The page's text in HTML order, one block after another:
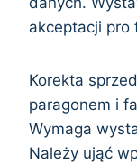
akceptacji pro
Korekta
paragonem i
Wymaga
Należy ująć